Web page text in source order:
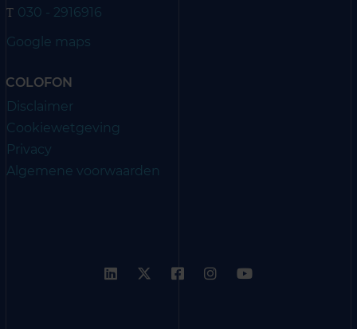
T 030 - 2916916
Google maps
COLOFON
Disclaimer
Cookiewetgeving
Privacy
Algemene voorwaarden